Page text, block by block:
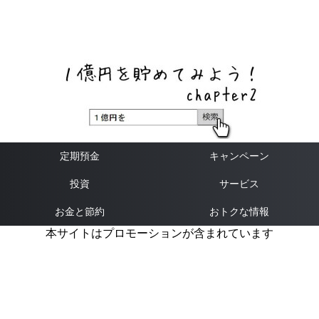
定期預金 キャンペーン
投資 サービス
お金と節約 おトクな情報
本サイトはプロモーションが含まれています